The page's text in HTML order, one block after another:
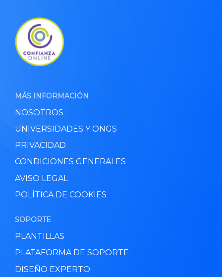
MÁS INFORMACIÓN
NOSOTROS
UNIVERSIDADES Y ONGS
PRIVACIDAD
CONDICIONES GENERALES
AVISO LEGAL
POLÍTICA DE COOKIES
SOPORTE
PLANTILLAS
PLATAFORMA DE SOPORTE
DISEÑO EXPERTO